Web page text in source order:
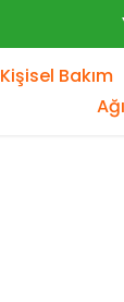
Kişisel Bakım